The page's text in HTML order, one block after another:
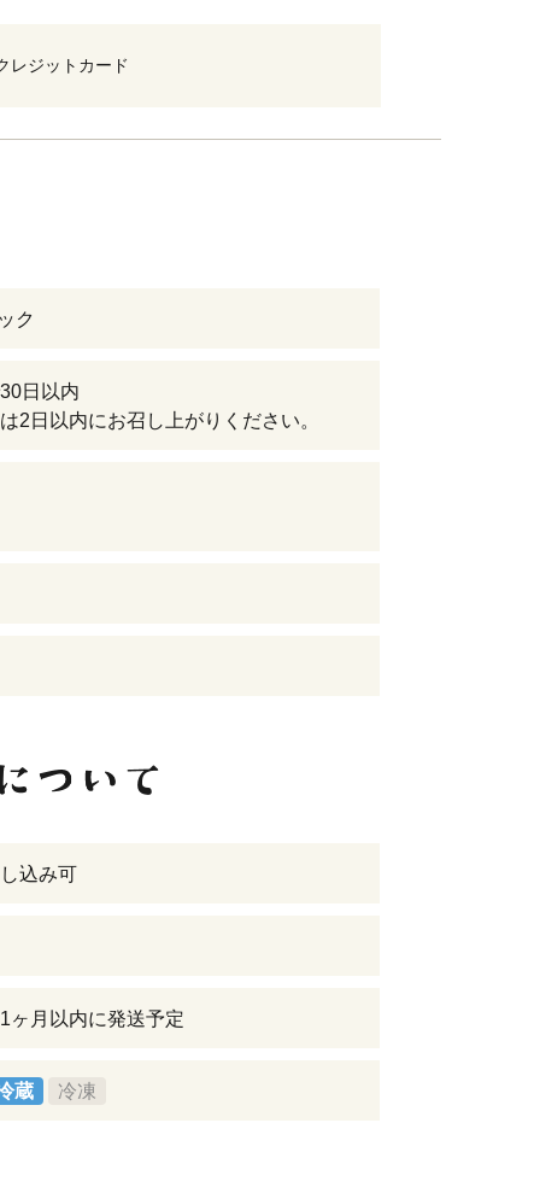
レジットカード
ク
日以内
2日以内にお召し上がりください。
込み可
ヶ月以内に発送予定
蔵 冷凍